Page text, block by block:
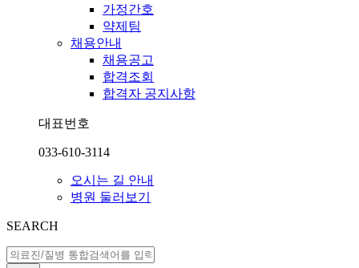
가정간호
약제팀
채용안내
채용공고
합격조회
합격자 공지사항
대표번호
033-610-3114
오시는 길 안내
병원 둘러보기
SEARCH